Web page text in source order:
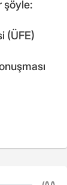
şöyle:
(ÜFE)